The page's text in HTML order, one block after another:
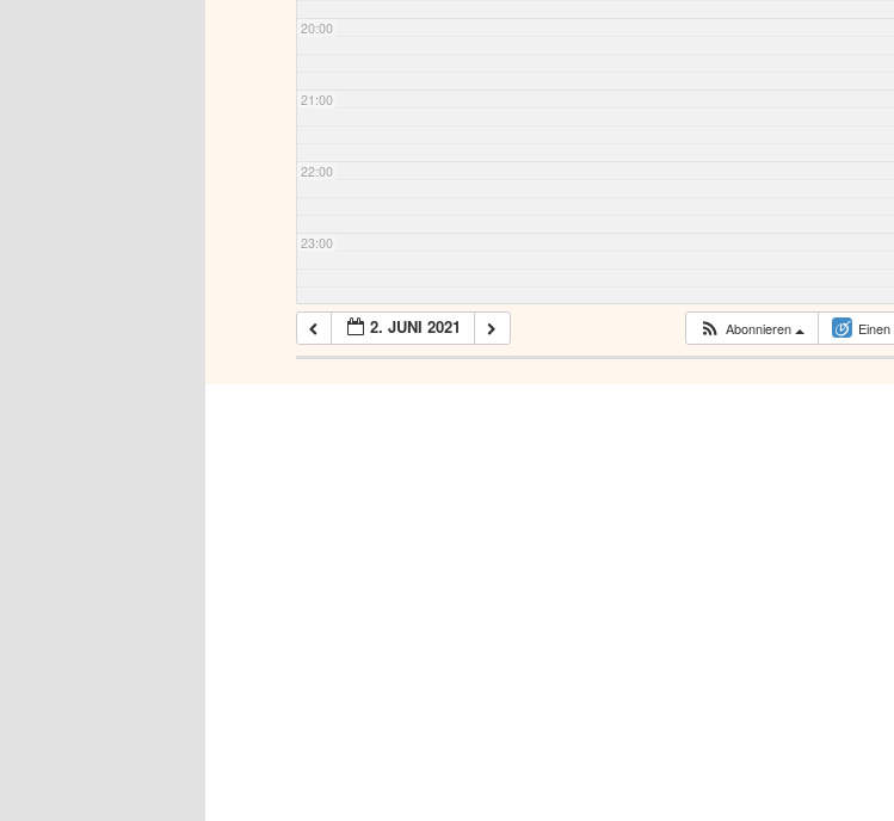
20:00
21:00
22:00
23:00
2. JUNI 2021 Abonnieren